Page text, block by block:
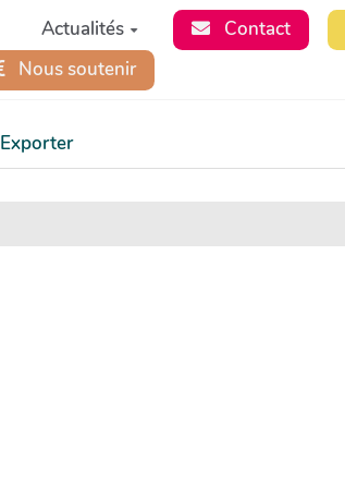
Actualités Contact
Nous soutenir
Exporter